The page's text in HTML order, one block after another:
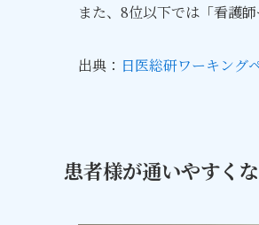
また、8位以下では「看護
出典： 日医総研ワーキン
患者様が通いやすく